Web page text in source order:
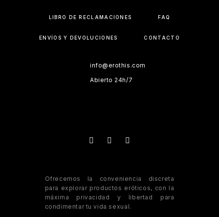
LIBRO DE RECLAMACIONES FAQ
ENVÍOS Y DEVOLUCIONES CONTACTO
info@erothis.com
Abierto 24h/7
Ofrecemos la conveniencia discreta
para explorar productos eróticos, con la
máxima privacidad y libertad para
condimentar tu vida sexual.